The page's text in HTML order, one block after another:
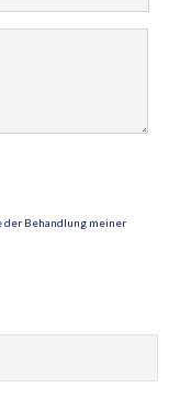
der Behandlung meiner